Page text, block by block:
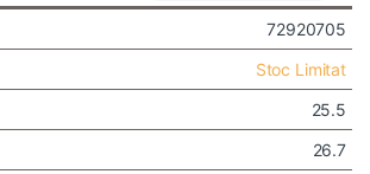
72920705
Stoc Limitat
25.5
26.7